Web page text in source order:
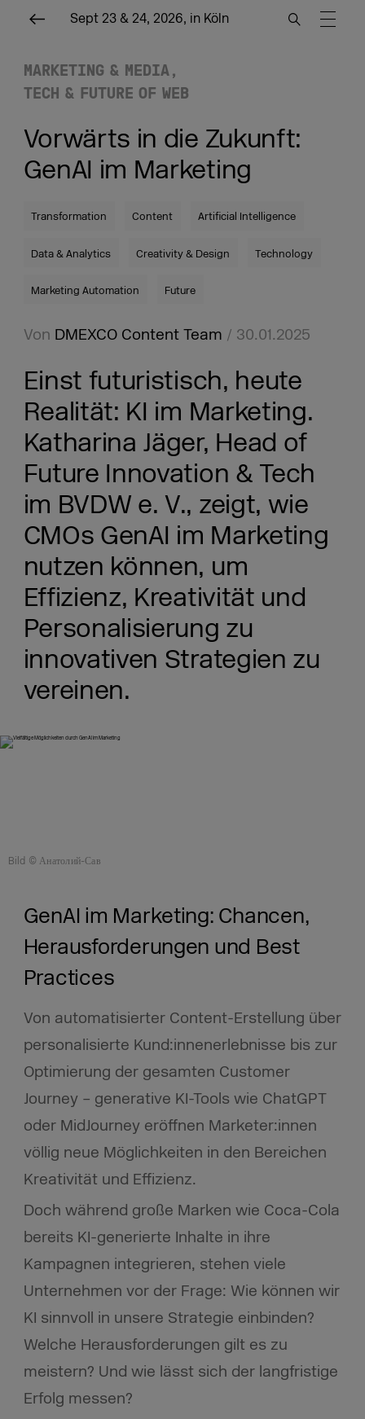
Sept 23 & 24, 2026, in Köln
MARKETING & MEDIA
TECH & FUTURE OF WEB
Vorwärts in die Zukunft:
GenAI im Marketing
Transformation Content Artificial Intelligence
Data & Analytics Creativity & Design Technology
Marketing Automation Future
Von DMEXCO Content Team / 30.01.2025
Einst futuristisch, heute
Realität: KI im Marketing.
Katharina Jäger, Head of
Future Innovation & Tech
im BVDW e. V., zeigt, wie
CMOs GenAI im Marketing
nutzen können, um
Effizienz, Kreativität und
Personalisierung zu
innovativen Strategien zu
vereinen.
Bild © Анатолий-Сав
GenAI im Marketing: Chancen,
Herausforderungen und Best
Practices
Von automatisierter Content-Erstellung über
personalisierte Kund:innenerlebnisse bis zur
Optimierung der gesamten Customer
Journey – generative KI-Tools wie ChatGPT
oder MidJourney eröffnen Marketer:innen
völlig neue Möglichkeiten in den Bereichen
Kreativität und Effizienz.
Doch während große Marken wie Coca-Cola
bereits KI-generierte Inhalte in ihre
Kampagnen integrieren, stehen viele
Unternehmen vor der Frage: Wie können wir
KI sinnvoll in unsere Strategie einbinden?
Welche Herausforderungen gilt es zu
meistern? Und wie lässt sich der langfristige
Erfolg messen?